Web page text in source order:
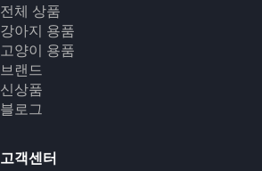
전체 상품
강아지 용품
고양이 용품
브랜드
신상품
블로그
고객센터